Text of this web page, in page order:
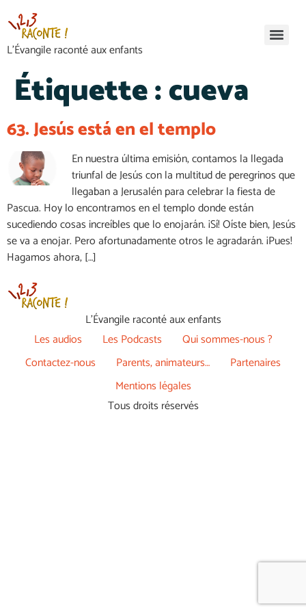
L’Évangile raconté aux enfants
Étiquette :cueva
63. Jesús está en el templo
En nuestra última emisión, contamos la llegada
triunfal de Jesús con la multitud de peregrinos que
llegaban a Jerusalén para celebrar la fiesta de
Pascua. Hoy lo encontramos en el templo donde están
sucediendo cosas increíbles que lo enojarán. ¡Sí! Oíste bien, Jesús
se va a enojar. Pero afortunadamente otros le agradarán. ¡Pues!
Hagamos ahora, […]
L’Évangile raconté aux enfants
Les audios
Les Podcasts
Qui sommes-nous ?
Contactez-nous
Parents, animateurs…
Partenaires
Mentions légales
Tous droits réservés